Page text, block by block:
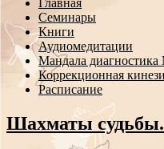
содержанию
Семинары
Книги
Аудиомедитации
Мандала
Коррекционная
Расписание
Шахматы судьбы.